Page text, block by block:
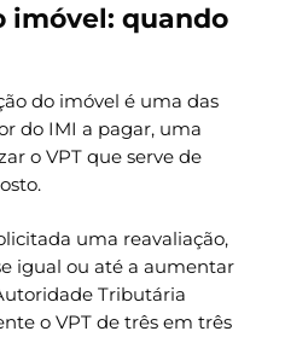
imóvel: quando
do imóvel é uma das
do IMI a pagar, uma
o VPT que serve de
uma reavaliação,
igual ou até a aumentar
Tributária
o VPT de três em três